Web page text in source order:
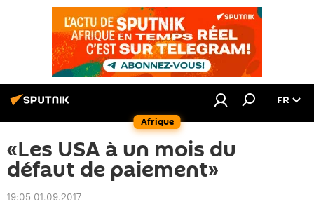
Afrique
FR
«Les USA à un mois du
défaut de paiement»
19:05 01.09.2017